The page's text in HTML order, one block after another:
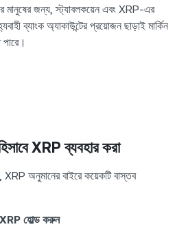
মানুষের জন্য, স্ট্যাবলকয়েন এবং XRP-এর
ব্যাংক অ্যাকাউন্টের প্রয়োজন ছাড়াই মার্কিন
XRP ব্যবহার করা
XRP অনুমানের বাইরে কয়েকটি বাস্তব
XRP হোল্ড করুন